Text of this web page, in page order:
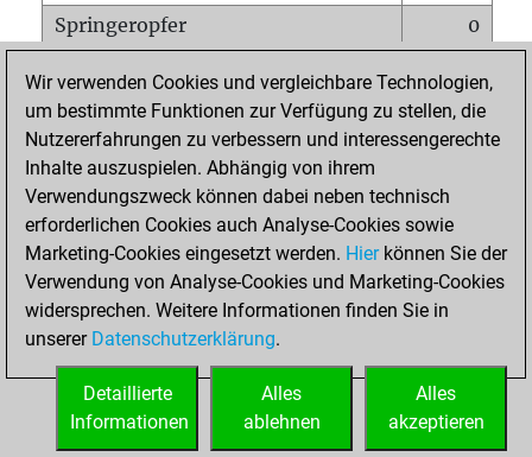
Springeropfer
0
Matt auf vollem Brett
0
Bauer setzt Matt
0
Erstickte Matts
Unterverwandlungen
Türme auf der siebten
0
STARTSEITE
Wir verwenden Cookies und vergleichbare Technologien,
um bestimmte Funktionen zur Verfügung zu stellen, die
Nutzererfahrungen zu verbessern und interessengerechte
Inhalte auszuspielen. Abhängig von ihrem
Verwendungszweck können dabei neben technisch
erforderlichen Cookies auch Analyse-Cookies sowie
Marketing-Cookies eingesetzt werden. Hierkönnen Sie der
Verwendung von Analyse-Cookies und Marketing-Cookies
widersprechen. Weitere Informationen finden Sie in
unserer Datenschutzerklärung.
Alles
akzeptieren
Alles
ablehnen
Detaillierte
Informationen